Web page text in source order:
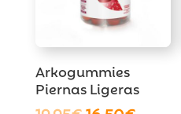
Arkogummies
Piernas Ligeras